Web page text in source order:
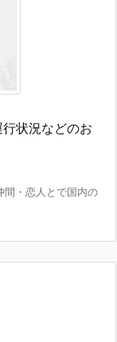
状況などのお
間・恋人とで国内の